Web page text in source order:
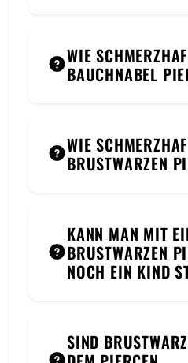
WIE
BAUCHNABEL
WIE
BRUSTWARZEN
KANN MAN MIT
BRUSTWARZEN
NOCH EIN KIND
SIND